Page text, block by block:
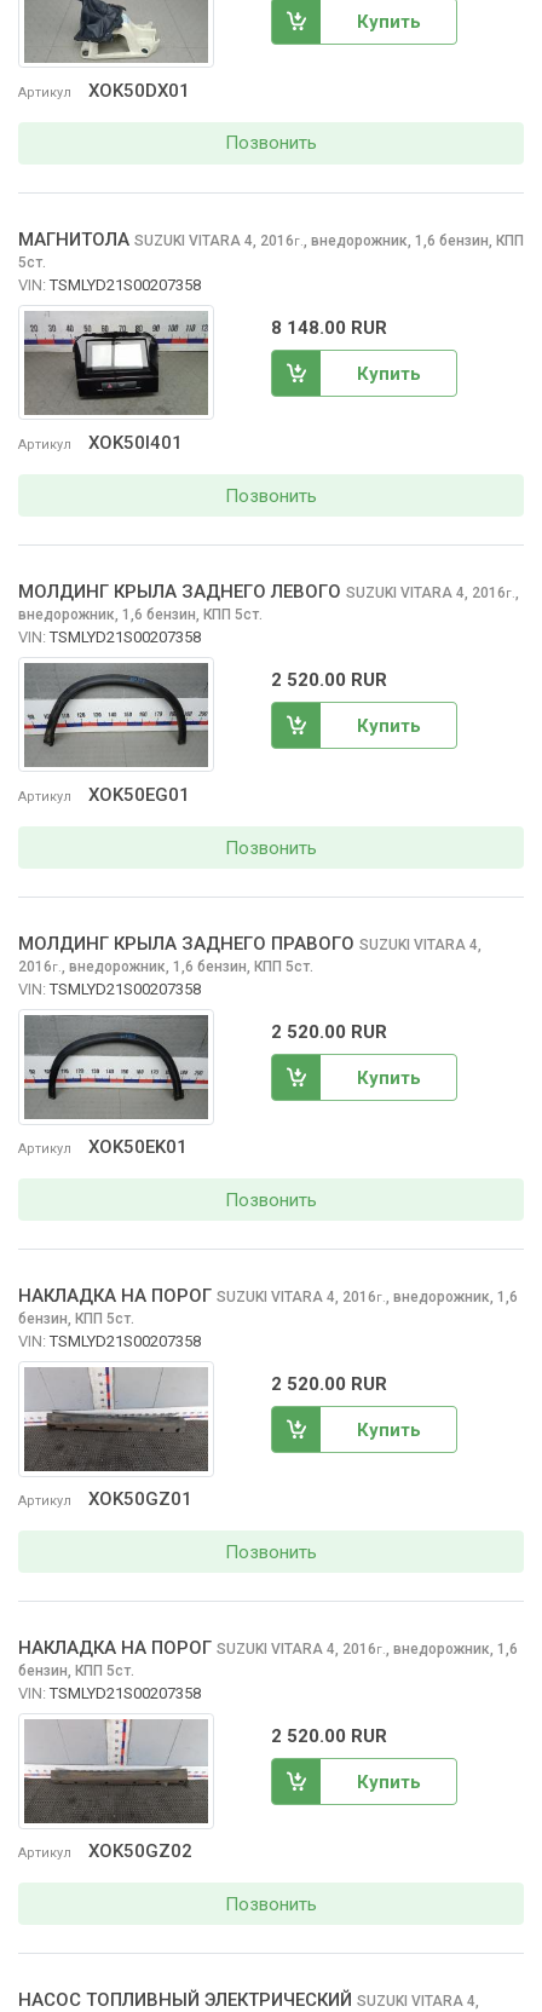
Артикул XOK50DX01
Купить
Позвонить
Артикул XOK50I401
МАГНИТОЛА SUZUKI VITARA 4, 2016г.
внедорожник, 1,6 бензин, КПП
5ст.
VIN: TSMLYD21S00207358
8 148.00 RUR
Купить
Позвонить
Артикул XOK50EG01
МОЛДИНГ КРЫЛА ЗАДНЕГО ЛЕВОГО SUZUKI VITARA 4, 2016г.
внедорожник, 1,6 бензин, КПП 5ст.
VIN: TSMLYD21S00207358
2 520.00 RUR
Купить
Позвонить
Артикул XOK50EK01
МОЛДИНГ КРЫЛА ЗАДНЕГО ПРАВОГО SUZUKI VITARA 4,
2016г. внедорожник, 1,6 бензин, КПП 5ст.
VIN: TSMLYD21S00207358
2 520.00 RUR
Купить
Позвонить
Артикул XOK50GZ01
НАКЛАДКА НА ПОРОГ SUZUKI VITARA 4, 2016г. внедорожник, 1,6
бензин, КПП 5ст.
VIN: TSMLYD21S00207358
2 520.00 RUR
Купить
Позвонить
Артикул XOK50GZ02
НАКЛАДКА НА ПОРОГ SUZUKI VITARA 4, 2016г., внедорожник, 1,6
бензин, КПП 5ст.
VIN: TSMLYD21S00207358
2 520.00 RUR
Купить
Позвонить
НАСОС ТОПЛИВНЫЙ ЭЛЕКТРИЧЕСКИЙ SUZUKI VITARA 4,